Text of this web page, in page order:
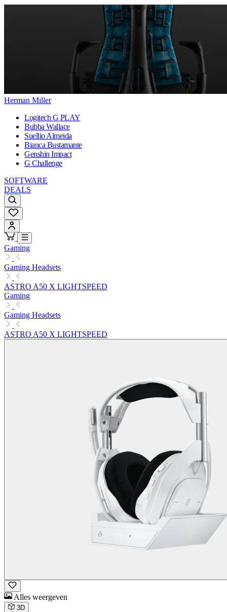
Herman Miller
Logitech G PLAY
Bubba Wallace
Suellio Almeida
Bianca Bustamante
Genshin Impact
G Challenge
SOFTWARE
DEALS
Gaming
Gaming Headsets
ASTRO A50 X LIGHTSPEED
Gaming
Gaming Headsets
ASTRO A50 X LIGHTSPEED
Alles weergeven
3D